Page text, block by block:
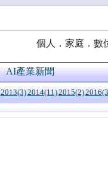
個人．家庭．數
AI產業新聞
2013(3)2014(11)2015(2)